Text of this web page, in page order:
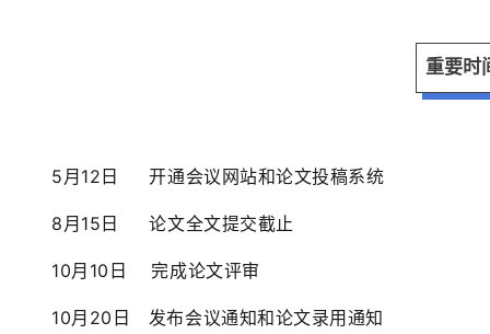
重要时
5月12 日 开通会议网站和论文投稿系统
8月15日 论文全文提交截止
10月10日 完成论文评审
10月20日 发布会议通知和论文录用通知